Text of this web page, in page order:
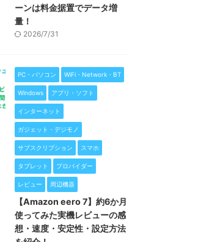
ーンは料金据置でデータ増
量！
2026/7/31
PC・パソコン WiFi・Network・BT
Windows アプリ・ソフト
インターネット
ガジェット・デジモノ
サブスクリプション スマホ
タブレット プロバイダー
レビュー 周辺機器
【Amazon eero 7】約6か月
使ってみた実機レビューの感
想・速度・安定性・設定方法